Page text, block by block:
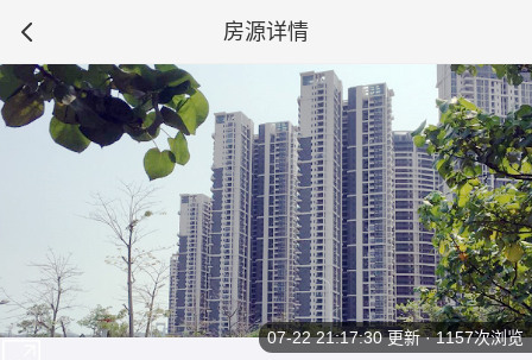
房源详情
07-22 21:17:30更新 · 1157次浏览